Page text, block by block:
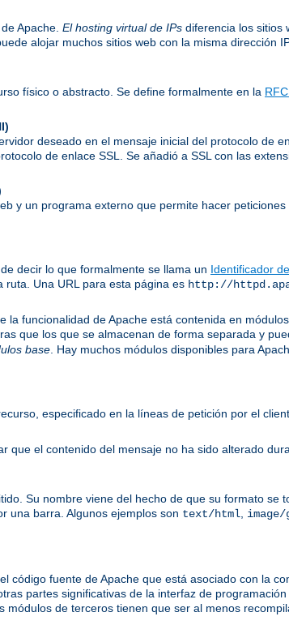
Apache. El hosting virtual de IPs diferencia los sitios
alojar muchos sitios web con la misma dirección
físico o abstracto. Se define formalmente en la
deseado en el mensaje inicial del protocolo de
de enlace SSL. Se añadió a SSL con las
y un programa externo que permite hacer
decir lo que formalmente se llama un Identificador
ruta. Una URL para esta página es http://
funcionalidad de Apache está contenida en
que los que se almacenan de forma separada y
base . Hay muchos módulos disponibles para
especificado en la líneas de petición por el
que el contenido del mensaje no ha sido alterado
Su nombre viene del hecho de que su formato
una barra. Algunos ejemplos son text/html
código fuente de Apache que está asociado con la
partes significativas de la interfaz de
de terceros tienen que ser al menos